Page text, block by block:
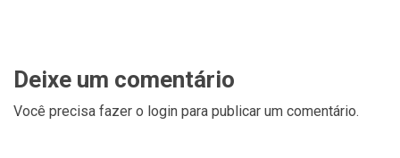
Deixe um comentário
Você precisa fazer o login para publicar um comentário.